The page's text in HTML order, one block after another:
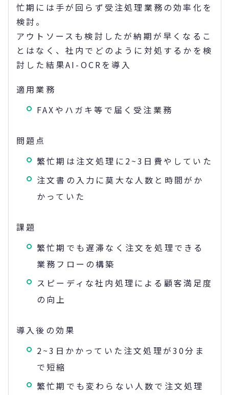
忙期には手が回らず受注処理業務の効率化を
検討。
アウトソースも検討したが納期が早くなるこ
とはなく、社内でどのように対処するかを検
討した結果AI-OCRを導入
適用業務
FAXやハガキ等で届く受注業務
問題点
繁忙期は注文処理に2~3日費やしていた
注文書の入力に莫大な人数と時間がか
かっていた
課題
繁忙期でも遅滞なく注文を処理できる
業務フローの構築
スピーディな社内処理による顧客満足度
の向上
導入後の効果
2~3日かかっていた注文処理が30分ま
で短縮
繁忙期でも変わらない人数で注文処理